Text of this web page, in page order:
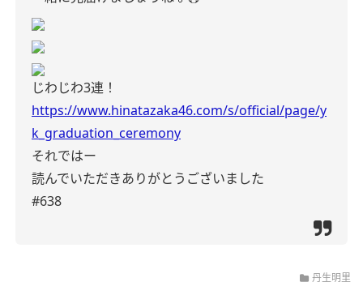
じわじわ3連！
https://www.hinatazaka46.com/s/official/page/y
k_graduation_ceremony
それではー
読んでいただきありがとうございました
#638
丹生明里